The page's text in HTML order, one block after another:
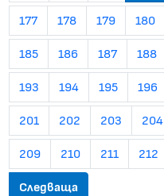
177 178 179 180
185 186 187 188
193 194 195 196
201 202 203 204
209 210 211 212
Следваща